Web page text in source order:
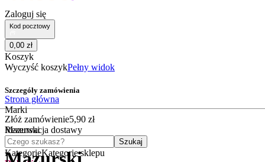
Zaloguj się
Kod pocztowy
0,00 zł
Koszyk
Wyczyść koszykPełny widok
Szczegóły zamówienia
Złóż zamówienie5,90 zł
Rezerwacja dostawy
Czego szukasz?
Szukaj
KategorieKategorie sklepu
Strona główna
Marki
Mazurski